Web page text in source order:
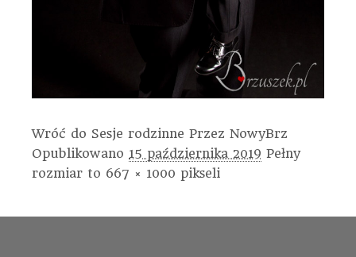
Wróć do Sesje rodzinne Przez NowyBrz
Opublikowano 15 października 2019 Pełny
rozmiar to 667 × 1000 pikseli